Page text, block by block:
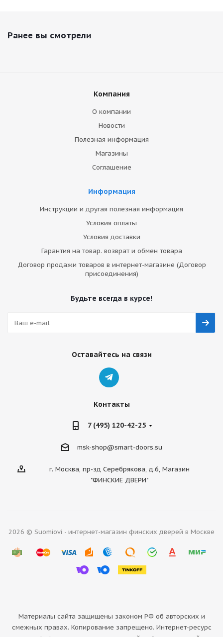
Ранее вы смотрели
Компания
О компании
Новости
Полезная информация
Магазины
Соглашение
Информация
Инструкции и другая полезная информация
Условия оплаты
Условия доставки
Гарантия на товар. возврат и обмен товара
Договор продажи товаров в интернет-магазине (Договор
присоединения)
Будьте всегда в курсе!
Оставайтесь на связи
Контакты
7 (495) 120-42-25
msk-shop@smart-doors.su
г. Москва, пр-зд Серебрякова, д.6, Магазин
"ФИНСКИЕ ДВЕРИ"
2026 © Suomiovi - интернет-магазин финских дверей в Москве
Материалы сайта защищены законом РФ об авторских и
смежных правах. Копирование запрещено. Интернет-ресурс